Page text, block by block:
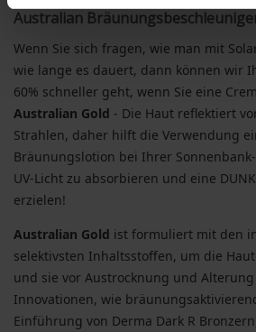
Australian
Wenn Sie sich fragen, wie man mit
wie lange es dauert, dann können wir
60% schneller geht, wenn Sie eine
Australian Gold - Die Haut reflektiert
Strahlen, daher hilft die Verwendung
Bräunungslotion bei Ihrer
UV-Licht zu absorbieren und eine
erzielen!
Australian Gold ist formuliert mit den
selektivsten Inhaltsstoffen, um die
und sie vor Austrocknung und
Innovationen, wie
Einführung von Derma Dark R